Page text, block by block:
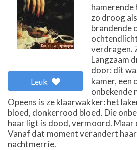
Leuk
hamerende
zo droog
brandende
verdragen.
Langzaam
door: dit
kamer, een
onbekende
Opeens is ze klaarwakker: het
bloed, donkerrood bloed. Die
haar ligt is dood, vermoord. Maar
Vanaf dat moment verandert haar
nachtmerrie.